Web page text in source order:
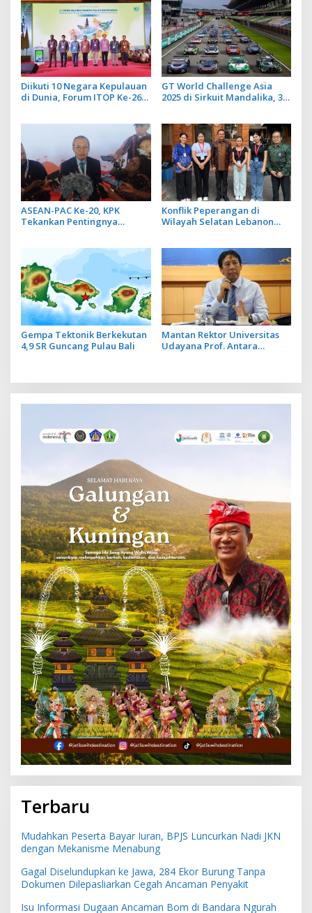
Diikuti 10 Negara Kepulauan
di Dunia, Forum ITOP Ke-26
GT World Challenge Asia
2025 di Sirkuit Mandalika, 34
ASEAN-PAC Ke-20, KPK
Tekankan Pentingnya
Konflik Peperangan di
Wilayah Selatan Lebanon
Indonesia
Gempa Tektonik Berkekutan
4,9 SR Guncang Pulau Bali
Mantan Rektor Universitas
Udayana Prof. Antara
Terbaru
Mudahkan Peserta Bayar Iuran, BPJS Luncurkan Nadi JKN
dengan Mekanisme Menabung
Gagal Diselundupkan ke Jawa, 284 Ekor Burung Tanpa
Dokumen Dilepasliarkan Cegah Ancaman Penyakit
Isu Informasi Dugaan Ancaman Bom di Bandara Ngurah